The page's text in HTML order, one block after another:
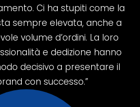
Ci ha stupiti come la
sempre elevata, anche a
volume d’ordini. La loro
e dedizione hanno
decisivo a presentare il
con successo.”